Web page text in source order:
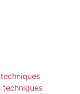
techniques